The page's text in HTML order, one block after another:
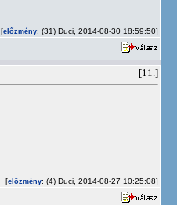
[előzmény: (31) Duci, 2014-08-30 18:59:50]
[11.]
[előzmény: (4) Duci, 2014-08-27 10:25:08]